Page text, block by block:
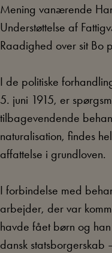
Mening vanærende
Understøttelse af
Raadighed over sit Bo
I de politiske
5. juni 1915, er
tilbagevendende
naturalisation, findes
affattelse i grundloven.
I forbindelse med
arbejder, der var
havde fået børn og
dansk statsborgerskab